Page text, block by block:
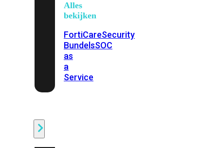
Alles
bekijken
FortiCareSecurity
BundelsSOC
as
a
Service